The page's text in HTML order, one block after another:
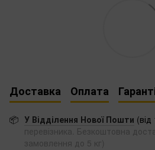
Доставка Оплата
📦 У Відділення Нової Пошти
перевізника. Безкоштовна
замовлення до 5 кг)